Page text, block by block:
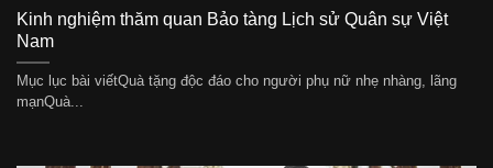
Kinh nghiệm thăm quan Bảo tàng Lịch sử Quân sự Việt
Nam
Mục lục bài viếtQuà tặng độc đáo cho người phụ nữ nhẹ nhàng, lãng
mạnQuà...